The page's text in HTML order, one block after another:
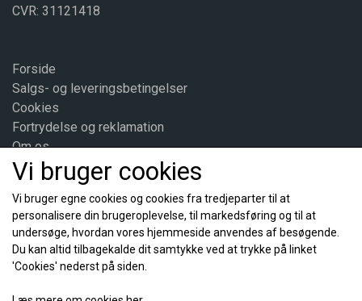
CVR: 31121418
Forside
Salgs- og leveringsbetingelser
Cookies
Fortrydelse og reklamation
Om os
Kontakt
Sociale medier
Vi bruger cookies
Vi bruger egne cookies og cookies fra tredjeparter til at
personalisere din brugeroplevelse, til markedsføring og til at
undersøge, hvordan vores hjemmeside anvendes af besøgende.
Du kan altid tilbagekalde dit samtykke ved at trykke på linket
'Cookies' nederst på siden.